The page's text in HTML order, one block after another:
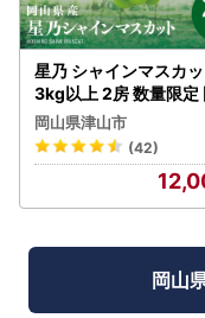
星乃 シャインマスカ
3kg以上 2房 数量限定
県産 ぶどう フルーツ
ぶどう【配送不可地域
島・北海道・沖縄県】
岡山県津山市
(42)
岡山